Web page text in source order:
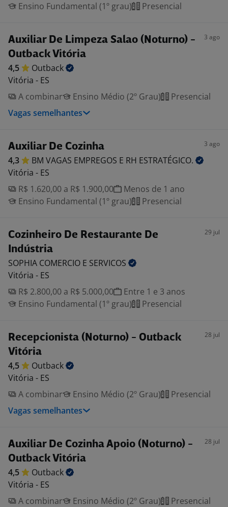
Ensino Fundamental (1º grau)
Presencial
Auxiliar De Limpeza Salao (Noturno) -
Outback Vitória
3 ago
4,5
Outback
Vitória - ES
A combinar
Ensino Médio (2º Grau)
Presencial
Vagas semelhantes
Auxiliar De Cozinha 3 ago
4,3 BM VAGAS EMPREGOS E RH ESTRATÉGICO.
Vitória - ES
R$ 1.620,00 a R$ 1.900,00
Menos de 1 ano
Ensino Fundamental (1º grau)
Presencial
Cozinheiro De Restaurante De
Indústria
29 jul
SOPHIA COMERCIO E SERVICOS
Vitória - ES
R$ 2.800,00 a R$ 5.000,00
Entre 1 e 3 anos
Ensino Fundamental (1º grau)
Presencial
Recepcionista (Noturno) - Outback
Vitória
28 jul
4,5
Outback
Vitória - ES
A combinar
Ensino Médio (2º Grau)
Presencial
Vagas semelhantes
Auxiliar De Cozinha Apoio (Noturno) -
Outback Vitória
28 jul
4,5
Outback
Vitória - ES
A combinar
Ensino Médio (2º Grau)
Presencial